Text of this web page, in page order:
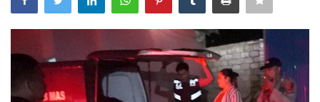
WISATA
TO Network